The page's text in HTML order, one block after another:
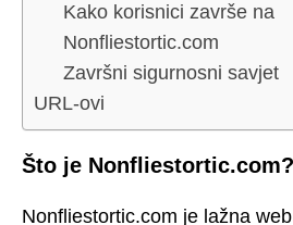
Kako korisnici završe na
Nonfliestortic.com
Završni sigurnosni savjet
URL-ovi
Što je Nonfliestortic.com?
Nonfliestortic.com je lažna